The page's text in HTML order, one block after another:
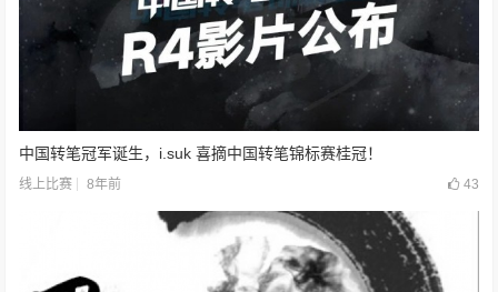
中国转笔冠军诞生，i.suk 喜摘中国转笔锦标赛桂冠！
线上比赛 8年前 43